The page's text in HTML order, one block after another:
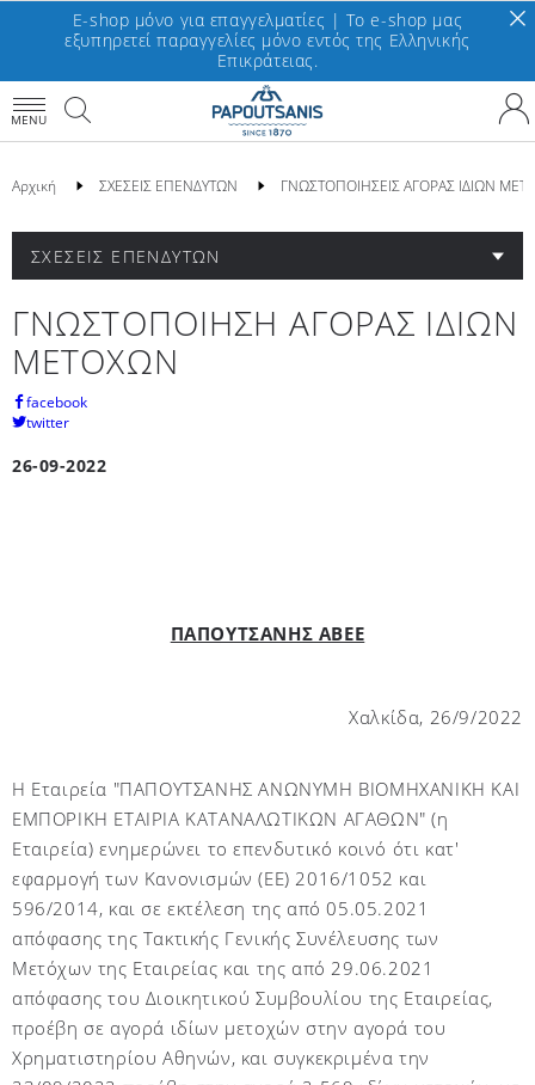
E-shop μόνο για επαγγελματίες | To e-shop μας
εξυπηρετεί παραγγελίες μόνο εντός της Ελληνικής
Επικράτειας.
MENU
Αρχική ΣΧΕΣΕΙΣ ΕΠΕΝΔΥΤΩΝ ΓΝΩΣΤΟΠΟΙΗΣΕΙΣ ΑΓΟΡΑΣ ΙΔΙΩΝ
ΣΧΕΣΕΙΣ ΕΠΕΝΔΥΤΩΝ
ΓΝΩΣΤΟΠΟΙΗΣΗ ΑΓΟΡΑΣ ΙΔΙΩΝ
ΜΕΤΟΧΩΝ
facebook
twitter
26-09-2022
ΠΑΠΟΥΤΣΑΝΗΣ ΑΒΕΕ
Χαλκίδα, 26/9/2022
Η Εταιρεία "ΠΑΠΟΥΤΣΑΝΗΣ ΑΝΩΝΥΜΗ ΒΙΟΜΗΧΑΝΙΚΗ ΚΑΙ
ΕΜΠΟΡΙΚΗ ΕΤΑΙΡΙΑ ΚΑΤΑΝΑΛΩΤΙΚΩΝ ΑΓΑΘΩΝ" (η
Εταιρεία) ενημερώνει το επενδυτικό κοινό ότι κατ'
εφαρμογή των Κανονισμών (ΕΕ) 2016/1052 και
596/2014, και σε εκτέλεση της από 05.05.2021
απόφασης της Τακτικής Γενικής Συνέλευσης των
Μετόχων της Εταιρείας και της από 29.06.2021
απόφασης του Διοικητικού Συμβουλίου της Εταιρείας,
προέβη σε αγορά ιδίων μετοχών στην αγορά του
Χρηματιστηρίου Αθηνών, και συγκεκριμένα την